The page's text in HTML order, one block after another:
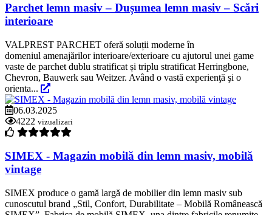
Parchet lemn masiv – Dușumea lemn masiv – Scări
interioare
VALPREST PARCHET oferă soluții moderne în
domeniul amenajărilor interioare/exterioare cu ajutorul unei game
vaste de parchet dublu stratificat și triplu stratificat Herringbone,
Chevron, Bauwerk sau Weitzer. Având o vastă experienţă şi o
orienta...
06.03.2025
4222 vizualizari
SIMEX - Magazin mobilă din lemn masiv, mobilă
vintage
SIMEX produce o gamă largă de mobilier din lemn masiv sub
cunoscutul brand „Stil, Confort, Durabilitate – Mobilă Românească